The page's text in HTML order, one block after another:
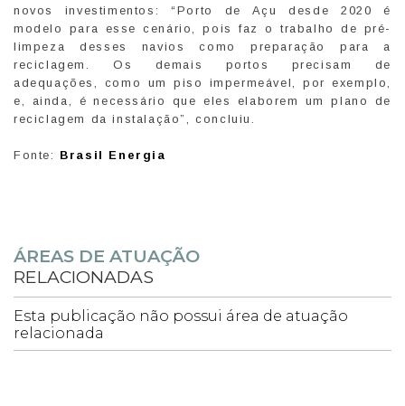
novos investimentos: “Porto de Açu desde 2020 é
modelo para esse cenário, pois faz o trabalho de pré-
limpeza desses navios como preparação para a
reciclagem. Os demais portos precisam de
adequações, como um piso impermeável, por exemplo,
e, ainda, é necessário que eles elaborem um plano de
reciclagem da instalação”, concluiu.
Fonte: Brasil Energia
ÁREAS DE ATUAÇÃO
RELACIONADAS
Esta publicação não possui área de atuação
relacionada